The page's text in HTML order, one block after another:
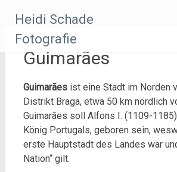
Inhalt
springen
Heidi Schade
Fotografie
Guimarães
Guimarãesist eine Stadt im Norden
Distrikt Braga, etwa 50 km nördlich
Guimarães soll Alfons I. (1109-
König Portugals, geboren sein,
erste Hauptstadt des Landes war
Nation“ gilt.